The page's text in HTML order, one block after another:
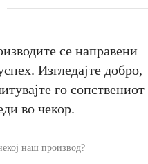
се направени
Изгледајте добро,
го сопствениот
во чекор.
наш производ?